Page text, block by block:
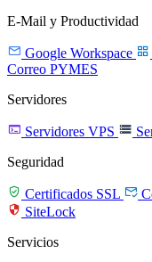
E-Mail y Productividad
 Google Workspace 
Correo PYMES
Servidores
 Servidores VPS 
Seguridad
 Certificados SSL 
 SiteLock
Servicios